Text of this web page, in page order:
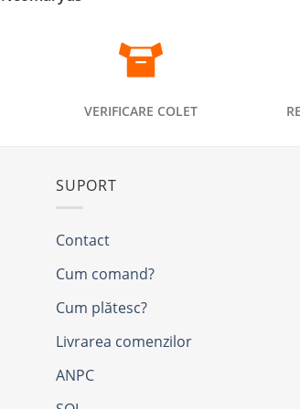
VERIFICARE COLET
SUPORT
Contact
Cum comand?
Cum plătesc?
Livrarea comenzilor
ANPC